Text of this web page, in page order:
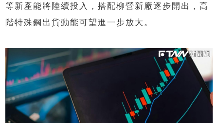
等新產能將陸續投入，搭配柳營新廠逐步開出，高
階特殊鋼出貨動能可望進一步放大。